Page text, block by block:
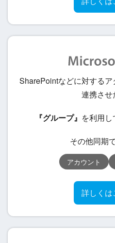
SharePointなどに対する
連携させ
『グループ』 を利用
その他同期
アカウント
詳しくは